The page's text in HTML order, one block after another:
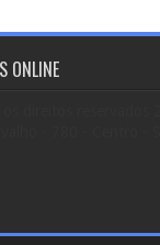
ONLINE